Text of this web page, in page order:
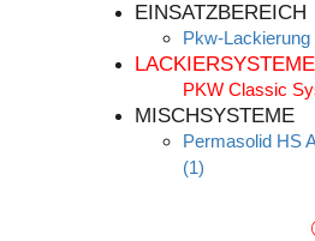
EINSATZBEREICH
Pkw-Lackierung
LACKIERSYSTEME
PKW Classic
MISCHSYSTEME
Permasolid HS
(1)